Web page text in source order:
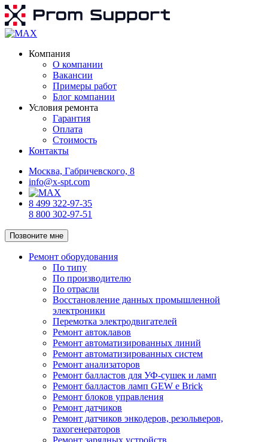
Компания
О компании
Вакансии
Примеры работ
Блог компании
Условия ремонта
Гарантия
Оплата
Стоимость
Контакты
Москва, Габричевского, 8
info@x-spt.com
8 499 322-97-35
8 800 302-97-51
Позвоните мне
Ремонт оборудования
По типу
По производителю
По отрасли
Восстановление данных промышленной
электроники
Перемотка электродвигателей
Ремонт автоклавов
Ремонт автоматизированных линий
Ремонт автоматизированных систем
Ремонт анализаторов
Ремонт балластов для УФ-сушек и ламп
Ремонт балластов ламп GEW e Brick
Ремонт блоков управления
Ремонт датчиков
Ремонт датчиков энкодеров, резольверов,
тахогенераторов
Ремонт зарядных устройств